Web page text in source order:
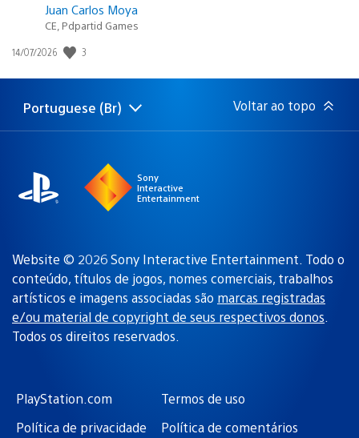
Juan Carlos Moya
CE, Pdpartid Games
Data
publicação:
14/07/2026 3
Selecione
Região
Portuguese (Br) Voltar ao topo
Sony
Interactive
Entertainment
Website © 2026 Sony Interactive Entertainment. Todo o
conteúdo, títulos de jogos, nomes comerciais, trabalhos
artísticos e imagens associadas são marcas registradas
e/ou material de copyright de seus respectivos donos.
Todos os direitos reservados.
PlayStation.com
Termos de uso
Política de privacidade
Política de comentários